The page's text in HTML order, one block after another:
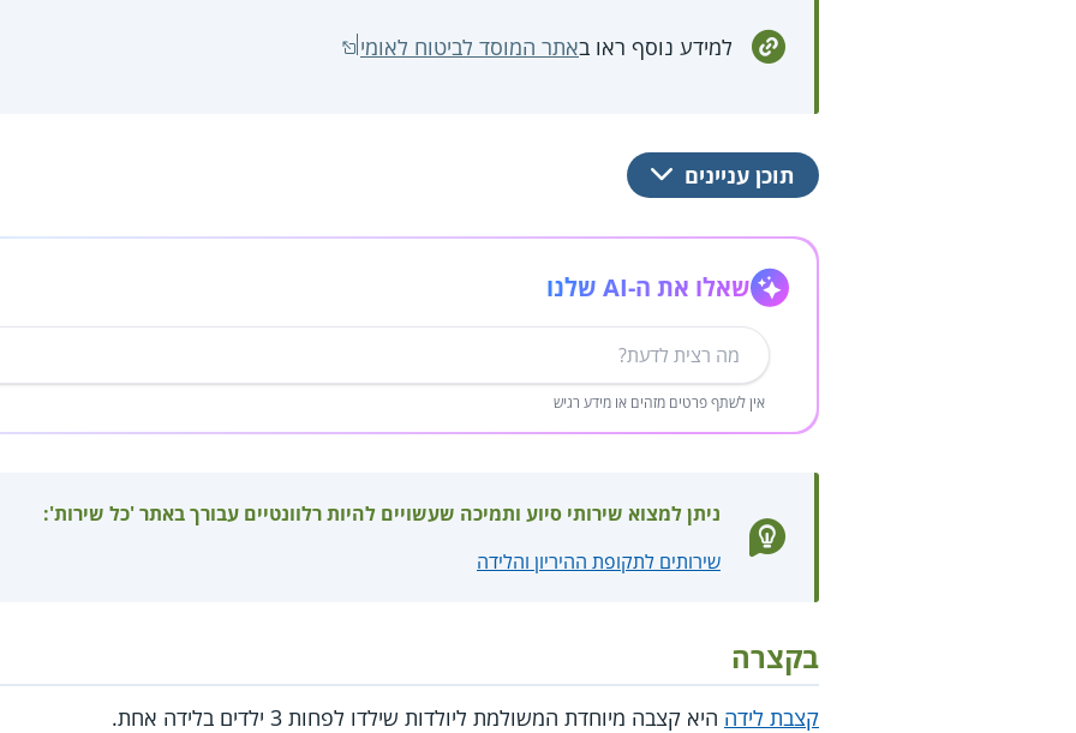
למידע נוסף ראו באתר המוסד לביטוח לאומי
תוכן עניינים
שאלו את ה-AI שלנו
אין לשתף פרטים מזהים או מידע רגיש
ניתן למצוא שירותי סיוע ותמיכה שעשויים להיות רלוונטיים עבורך באתר 'כל שירות':
שירותים לתקופת ההיריון והלידה
בקצרה
קצבת לידה היא קצבה מיוחדת המשולמת ליולדות שילדו לפחות 3 ילדים בלידה אחת.